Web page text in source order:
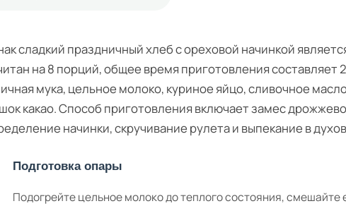
сладкий праздничный хлеб с ореховой начинкой
на 8 порций, общее время приготовления
мука, цельное молоко, куриное яйцо, сливочное
какао. Способ приготовления включает замес
начинки, скручивание рулета и выпекание в
Подготовка опары
Подогрейте цельное молоко до теплого состояния, смешайте